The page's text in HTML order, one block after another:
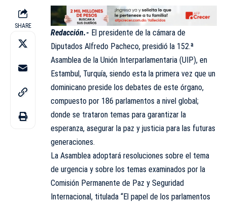
SHARE
Redacción.- El presidente de la cámara de
Diputados Alfredo Pacheco, presidió la 152.ª
Asamblea de la Unión Interparlamentaria (UIP), en
Estambul, Turquía, siendo esta la primera vez que un
dominicano preside los debates de este órgano,
compuesto por 186 parlamentos a nivel global;
donde se trataron temas para garantizar la
esperanza, asegurar la paz y justicia para las futuras
generaciones.
La Asamblea adoptará resoluciones sobre el tema
de urgencia y sobre los temas examinados por la
Comisión Permanente de Paz y Seguridad
Internacional, titulada “El papel de los parlamentos